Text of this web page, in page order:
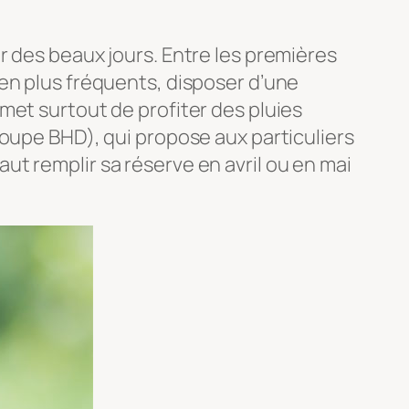
beaux jours. Entre les premières
plus fréquents, disposer d’une
surtout de profiter des pluies
BHD), qui propose aux particuliers
remplir sa réserve en avril ou en mai